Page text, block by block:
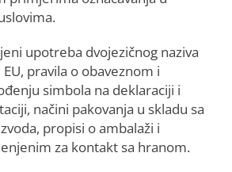
upotreba dvojezičnog naziva
pravila o obaveznom i
simbola na deklaraciji i
načini pakovanja u skladu sa
propisi o ambalaži i
za kontakt sa hranom.